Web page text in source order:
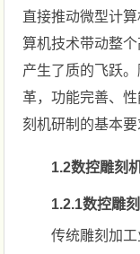
直接推动微型计
算机技术带动整
产生了质的飞跃
革，功能完善、
刻机研制的基本要
1.2数控雕刻
1.2.1数控雕
传统雕刻加